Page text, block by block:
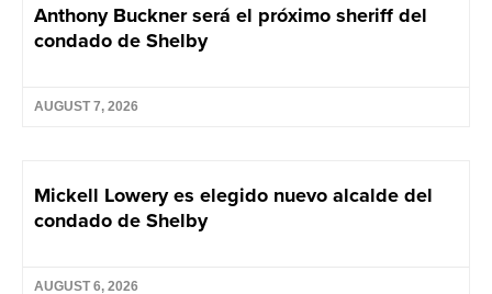
Anthony Buckner será el próximo sheriff del
condado de Shelby
AUGUST 7, 2026
Mickell Lowery es elegido nuevo alcalde del
condado de Shelby
AUGUST 6, 2026